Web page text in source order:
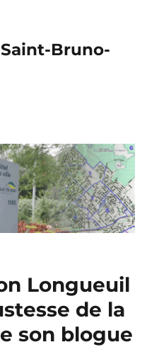
Bruno-
Longueuil
de la
son blogue